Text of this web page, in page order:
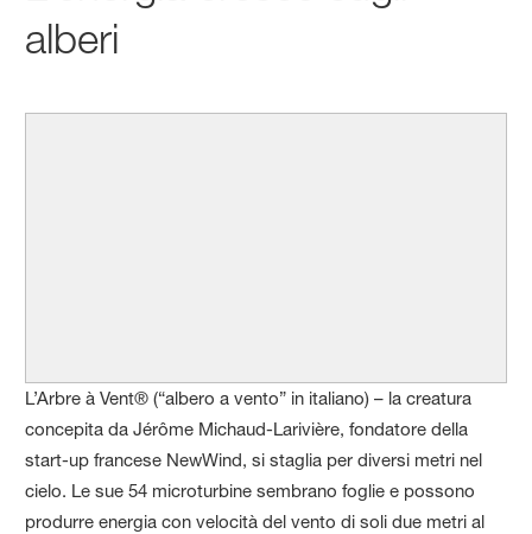
alberi
L’Arbre à Vent® (“albero a vento” in italiano) – la creatura
concepita da Jérôme Michaud-Larivière, fondatore della
start-up francese NewWind, si staglia per diversi metri nel
cielo. Le sue 54 microturbine sembrano foglie e possono
produrre energia con velocità del vento di soli due metri al